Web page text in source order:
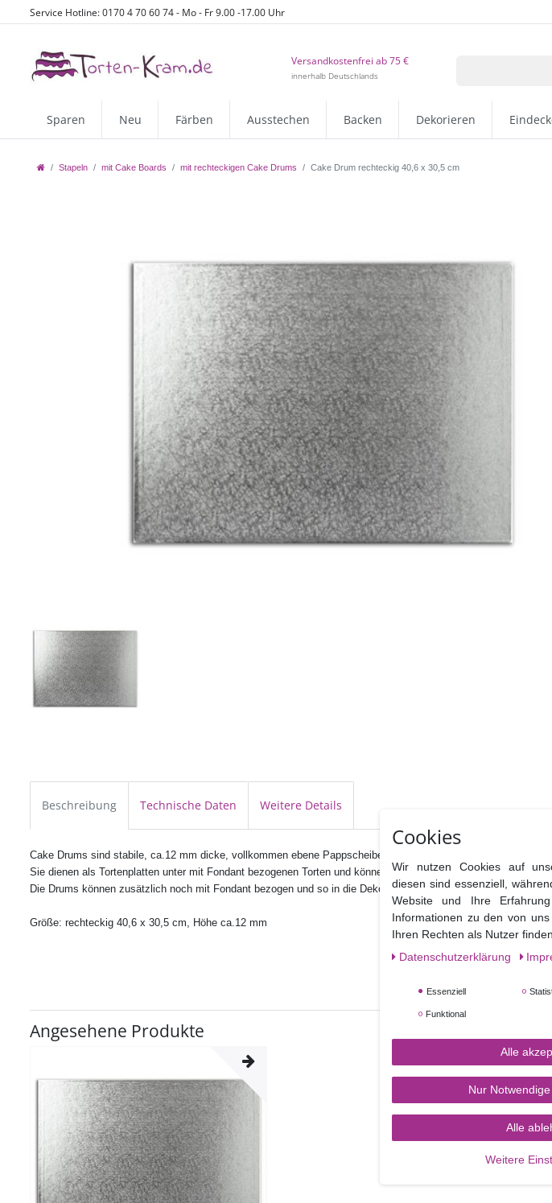
Service Hotline: 0170 4 70 60 74 - Mo - Fr 9.00 -17.00 Uhr
Versandkostenfrei ab 75 €
innerhalb Deutschlands
Sparen Neu Färben Ausstechen Backen Dekorieren
Stapeln mit Cake Boards mit rechteckigen Cake Drums Cake Drum rechteckig 40,6 x 30,5 cm
Beschreibung Technische Daten Weitere Details
Cake Drums sind stabile, ca.12 mm dicke, vollkommen ebene Pappscheiben die mit einer abwischbaren
Sie dienen als Tortenplatten unter mit Fondant bezogenen Torten und können bei sorgfältigem Gebrauch
Die Drums können zusätzlich noch mit Fondant bezogen und so in die Dekoration der Torte mit integriert
Größe: rechteckig 40,6 x 30,5 cm, Höhe ca.12 mm
Angesehene Produkte
Cookies
Wir nutzen Cookies auf
diesen sind essenziell,
Website und Ihre
Informationen zu den von
Ihren Rechten als Nutzer
Daten­schutz­erklärung
Essenziell
Funktional
Alle
Nur
Alle
Weitere